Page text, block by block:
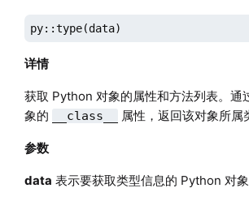
py::type(data)
详情
获取 Python 对象的属性和方法列表。通
象的
__class__ 属性，返回该对象所属
参数
data 表示要获取类型信息的 Python 对象